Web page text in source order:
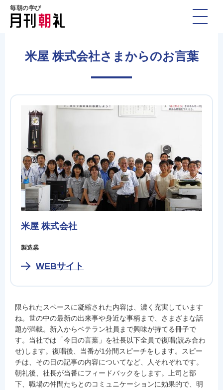
毎朝の学び
米屋 株式会社さまからのお言葉
米屋 株式会社
製造業
WEBサイト
限られたスペースに凝縮された内容は、濃く充実しています
ね。世の中の最新の出来事や身近な事柄まで、さまざまな話
題が満載。新入からベテラン社員まで興味が持てる冊子で
す。当社では「今日の言葉」を社長以下全員で復唱(読み合わ
せ)します。復唱後、当番が1分間スピーチをします。スピー
チは、その日の記事の内容についてなど、人それぞれです。
朝礼後、社長が当番にフィードバックをします。上司と部
下、職場の仲間たちとのコミュニケーションに効果的で、明